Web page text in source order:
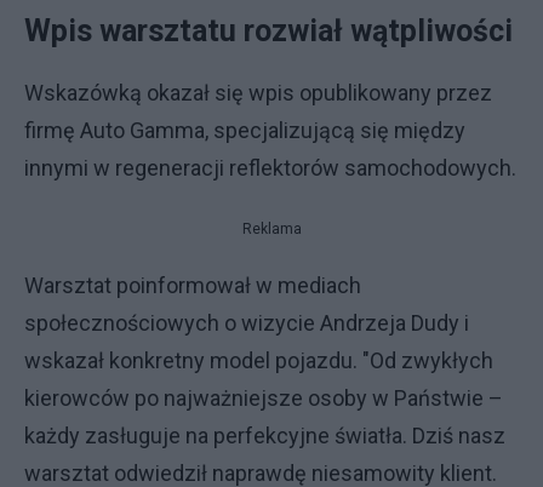
Wpis warsztatu rozwiał wątpliwości
Wskazówką okazał się wpis opublikowany przez
firmę Auto Gamma, specjalizującą się między
innymi w regeneracji reflektorów samochodowych.
Reklama
Warsztat poinformował w mediach
społecznościowych o wizycie Andrzeja Dudy i
wskazał konkretny model pojazdu. "Od zwykłych
kierowców po najważniejsze osoby w Państwie –
każdy zasługuje na perfekcyjne światła. Dziś nasz
warsztat odwiedził naprawdę niesamowity klient.